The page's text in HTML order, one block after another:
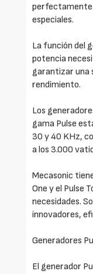
perfectamente
especiales.
La función del
potencia
garantizar una
rendimiento.
Los
gama Pulse
30 y 40 KHz,
a los 3.000
Mecasonic
One y el Pulse
necesidades.
innovadores,
Generadores
El generador